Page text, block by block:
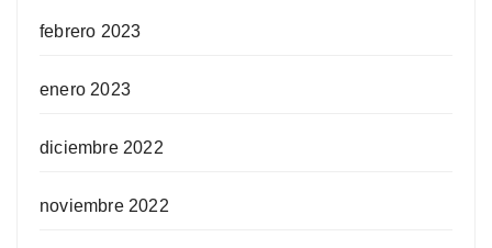
febrero 2023
enero 2023
diciembre 2022
noviembre 2022